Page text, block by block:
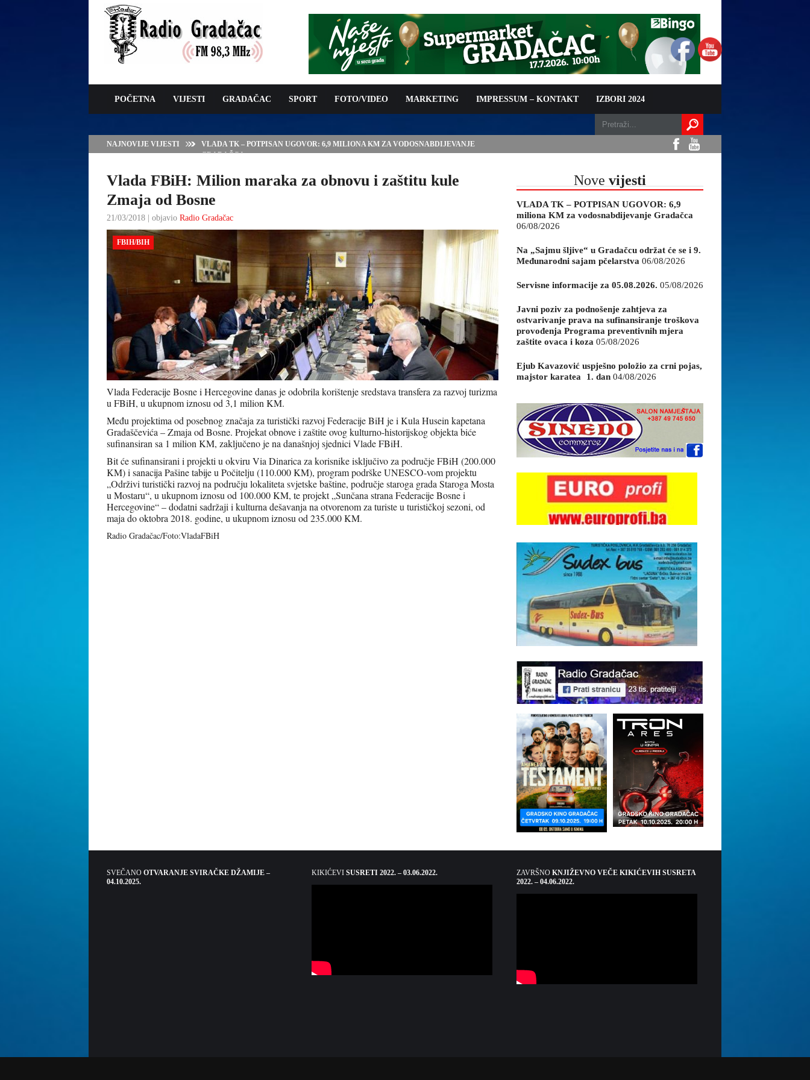
POČETNA VIJESTI GRADAČAC SPORT FOTO/VIDEO MARKETING IMPRESSUM – KONTAKT IZBORI 2024
NAJNOVIJE VIJESTI
VLADA TK – POTPISAN UGOVOR: 6,9 MILIONA KM ZA VODOSNABDIJEVANJE
GRADAČCA
Vlada FBiH: Milion maraka za obnovu i zaštitu kule
Zmaja od Bosne
21/03/2018 | objavio Radio Gradačac
FBIH/BIH
Vlada Federacije Bosne i Hercegovine danas je odobrila korištenje sredstava transfera za razvoj turizma
u FBiH, u ukupnom iznosu od 3,1 milion KM.
Među projektima od posebnog značaja za turistički razvoj Federacije BiH je i Kula Husein kapetana
Gradaščevića – Zmaja od Bosne. Projekat obnove i zaštite ovog kulturno-historijskog objekta biće
sufinansiran sa 1 milion KM, zaključeno je na današnjoj sjednici Vlade FBiH.
Bit će sufinansirani i projekti u okviru Via Dinarica za korisnike isključivo za područje FBiH (200.000
KM) i sanacija Pašine tabije u Počitelju (110.000 KM), program podrške UNESCO-vom projektu
„Održivi turistički razvoj na području lokaliteta svjetske baštine, područje staroga grada Staroga Mosta
u Mostaru“, u ukupnom iznosu od 100.000 KM, te projekt „Sunčana strana Federacije Bosne i
Hercegovine“ – dodatni sadržaji i kulturna dešavanja na otvorenom za turiste u turističkoj sezoni, od
maja do oktobra 2018. godine, u ukupnom iznosu od 235.000 KM.
Radio Gradačac/Foto:VladaFBiH
Nove vijesti
VLADA TK – POTPISAN UGOVOR: 6,9
miliona KM za vodosnabdijevanje Gradačca
06/08/2026
Na „Sajmu šljive“ u Gradačcu održat će se i 9.
Međunarodni sajam pčelarstva 06/08/2026
Servisne informacije za 05.08.2026. 05/08/2026
Javni poziv za podnošenje zahtjeva za
ostvarivanje prava na sufinansiranje troškova
provođenja Programa preventivnih mjera
zaštite ovaca i koza 05/08/2026
Ejub Kavazović uspješno položio za crni pojas,
majstor karatea 1. dan 04/08/2026
SVEČANO OTVARANJE SVIRAČKE DŽAMIJE –
04.10.2025.
KIKIĆEVI SUSRETI 2022. – 03.06.2022. ZAVRŠNO KNJIŽEVNO VEČE KIKIĆEVIH SUSRETA
2022. – 04.06.2022.